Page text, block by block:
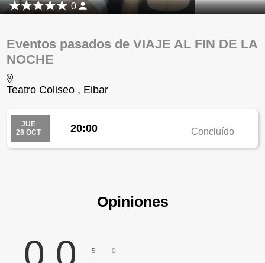
0
Eventos pasados de VIAJE AL FIN DE LA
NOCHE
Teatro Coliseo , Eibar
JUE
28 OCT
20:00 Concluído
Opiniones
0,0 5 0